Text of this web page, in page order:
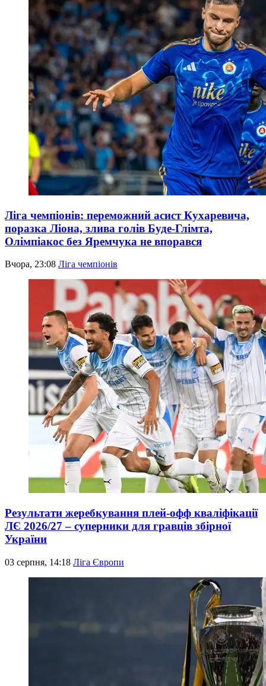
Ліга чемпіонів: переможний асист Кухаревича,
поразка Ліона, злива голів Буде-Глімта,
Олімпіакос без Яремчука не впорався
Вчора, 23:08 Ліга чемпіонів
Результати жеребкування плей-офф кваліфікації
ЛЄ 2026/27 – суперники для гравців збірної
України
03 серпня, 14:18 Ліга Європи